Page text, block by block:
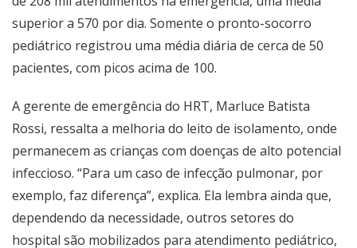
superior a 570 por dia. Somente o pronto-socorro
pediátrico registrou uma média diária de cerca de 50
pacientes, com picos acima de 100.
A gerente de emergência do HRT, Marluce Batista
Rossi, ressalta a melhoria do leito de isolamento, onde
permanecem as crianças com doenças de alto potencial
infeccioso. “Para um caso de infecção pulmonar, por
exemplo, faz diferença”, explica. Ela lembra ainda que,
dependendo da necessidade, outros setores do
hospital são mobilizados para atendimento pediátrico,